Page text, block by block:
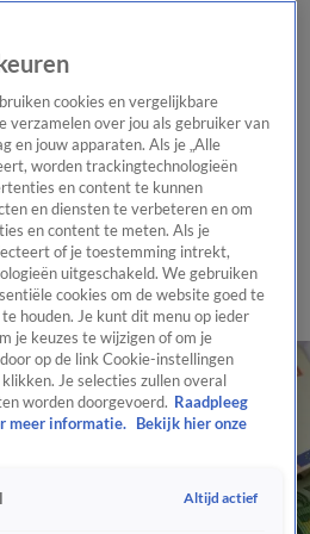
Het beste van Hart
Tip de
WeerTip de redactiePanelVideo's
cookies en vergelijkbare
verzamelen over jou als gebruiker van
en jouw apparaten. Als je „Alle
worden trackingtechnologieën
en content te kunnen
en diensten te verbeteren en om
en content te meten. Als je
of je toestemming intrekt,
uitgeschakeld. We gebruiken
cookies om de website goed te
houden. Je kunt dit menu op ieder
je keuzes te wijzigen of om je
op de link Cookie-instellingen
Je selecties zullen overal
worden doorgevoerd. Raadpleeg
meer informatie.
Bekijk hier onze
Altijd actief